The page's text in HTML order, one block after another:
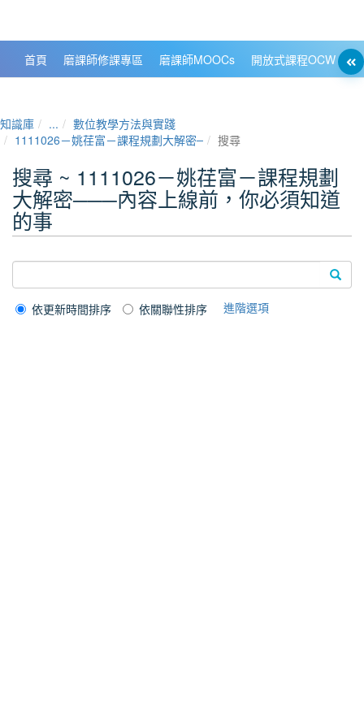
首頁 磨課師修課專區 磨課師MOOCs 開放式課程OCW
知識庫 ...
數位教學方法與實踐
1111026－姚荏富－課程規劃大解密───內容上線前，你必須知道的
搜尋
搜尋 ~ 1111026－姚荏富－課程規劃
大解密───內容上線前，你必須知道
的事
依更新時間排序 依關聯性排序 進階選項